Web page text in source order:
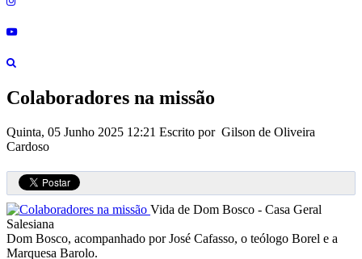
Colaboradores na missão
Quinta, 05 Junho 2025 12:21 Escrito por Gilson de Oliveira
Cardoso
Vida de Dom Bosco - Casa Geral
Salesiana
Dom Bosco, acompanhado por José Cafasso, o teólogo Borel e a
Marquesa Barolo.